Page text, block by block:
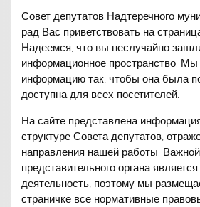
Совет депутатов Надтеречного
рад Вас приветствовать на
Надеемся, что вы неслучайно
информационное пространство. Мы
информацию так, чтобы она была
доступна для всех посетителей.
На сайте представлена
структуре Совета депутатов,
направления нашей работы.
представительного органа
деятельность, поэтому мы
страничке все нормативные